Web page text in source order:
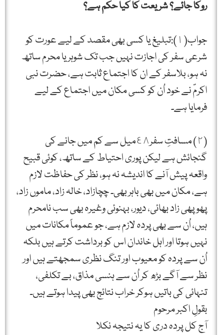
روکا جائے؟ شریعت کا کیا حکم ہے؟
جواب(١):تبلیغ یا کسی بھی مقصد کے لیے عورت کو
شرعی سفر کی اجازت نہیں جب تک شوہر یا محرم ساتھ
نہ ہو، بلاسفر کے ان کا اجتماع ثابت ہے، حضرت نبی
اکرمۖ نے خود اُن کو کسی مکان میں اجتماع کے لیے
فرمایا ہے۔
(٢) مسافتِ سفر٤٨میل سے کم میں جانے کی
گنجائش ہے لیکن پوری احتیاط کے ساتھ، کوئی قبیح
واقعہ پیش آنے کا اندیشہ نہ ہو، نظر کی حفاظت لازم
ہے، مکان میں بھی باہر بھی۔ چچازاد، خالہ زاد، ماموں زاد،
پھوپھی زاد بھائی، دیور، بہنوئی وغیرہ بھی سب نامحرم
ہیں، اُن سے بھی پردہ لازم ہے، جو عموماً مکانات میں
نہیں ہوتا اور اہل خاندان اس کو برداشت کرتے ہیں بلکہ
اُن سے پردہ کو معیوب اور تنگ نظری سمجھتے ہیں اور
نظر سے آگے بڑھ کر اُن سے ہنسی مذاق، بے تکلفی،
تنہائی کی باتیں ہوکر خراب نتائج بھی پیدا ہوتے ہیں۔
بقولِ اکبر مرحوم
آج کل پردہ دری کا یہ نتیجہ نکلا